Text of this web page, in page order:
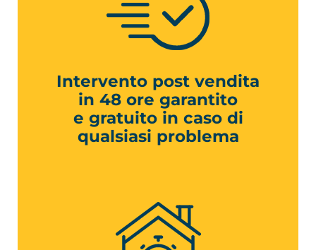
Intervento post vendita
in 48 ore garantito
e gratuito in caso di
qualsiasi problema